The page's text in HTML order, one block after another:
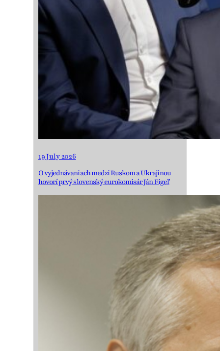
19 July 2026
O vyjednávaniach medzi Ruskom a Ukrajinou
hovorí prvý slovenský eurokomisár Ján Figeľ